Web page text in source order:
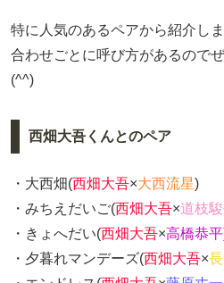
特に人気のあるペアから紹介し
合わせごとに呼び方があるので
(^^)
西畑大吾くんとのペア
・大西畑(西畑大吾×大西流星)
・みちえだいご(西畑大吾×道枝
・きょへだい(西畑大吾×高橋恭平
・夕暮れマンデーズ(西畑大吾×